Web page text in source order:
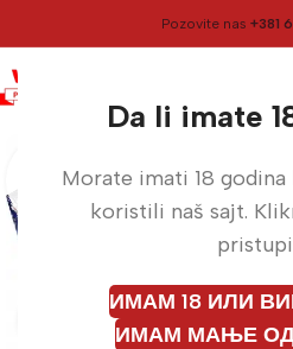
Da li imate
Morate imati 18
koristili naš sajt.
ИМАМ 18 ИЛИ
ИМАМ МАЊЕ ОД
Pozovite nas +381
Početna Vatrometi
Кликните да бисте